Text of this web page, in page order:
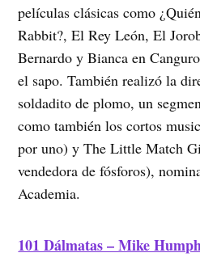
películas clásicas como
Rabbit?, El Rey León, El
Bernardo y Bianca en
el sapo. También realizó la
soldadito de plomo, un
como también los cortos
por uno) y The Little Match
vendedora de fósforos),
Academia.
101 Dálmatas – Mike